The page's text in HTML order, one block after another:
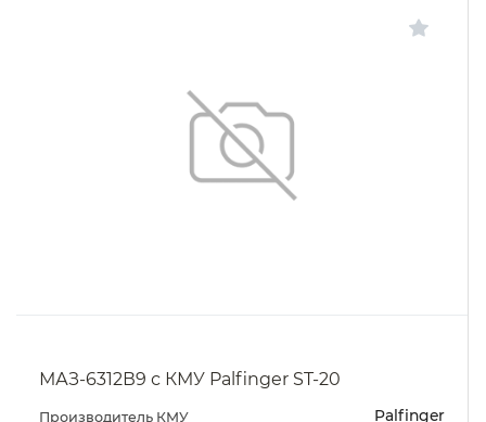
МАЗ-6312В9 с КМУ Palfinger ST-20
Производитель КМУ Palfinger